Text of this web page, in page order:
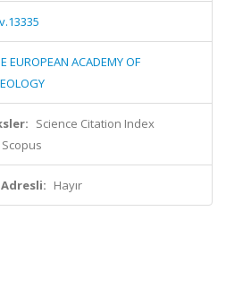
EUROPEAN ACADEMY OF
Science Citation Index
Scopus
Hayır